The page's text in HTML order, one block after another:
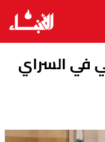
في السراي